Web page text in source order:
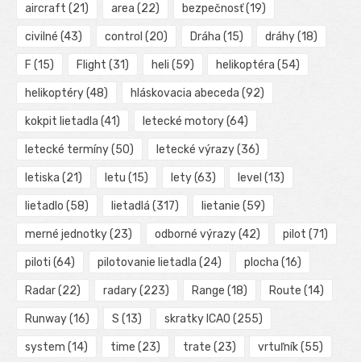
aircraft (21) area (22) bezpečnosť(19)
civilné (43) control (20) Dráha (15) dráhy(18)
F (15) Flight (31) heli (59) helikoptéra (54)
helikoptéry(48) hláskovacia abeceda (92)
kokpit lietadla (41) letecké motory(64)
letecké termíny(50) letecké výrazy(36)
letiska (21) letu (15) lety(63) level (13)
lietadlo (58) lietadlá (317) lietanie (59)
merné jednotky(23) odborné výrazy(42) pilot (71)
piloti (64) pilotovanie lietadla (24) plocha (16)
Radar(22) radary(223) Range (18) Route (14)
Runway(16) S (13) skratky ICAO (255)
system (14) time (23) trate (23) vrtuľník(55)